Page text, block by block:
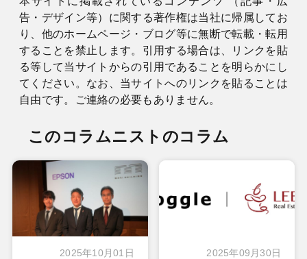
告・デザイン等）に関する著作権は当社に帰属してお
り、他のホームページ・ブログ等に無断で転載・転用
することを禁止します。引用する場合は、リンクを貼
る等して当サイトからの引用であることを明らかにし
てください。なお、当サイトへのリンクを貼ることは
自由です。ご連絡の必要もありません。
このコラムニストのコラム
2025年10月01日 2025年09月30日